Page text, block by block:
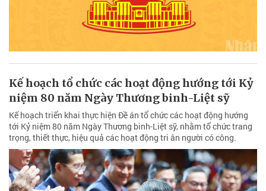
Kế hoạch tổ chức các hoạt động hướng tới Kỷ
niệm 80 năm Ngày Thương binh-Liệt sỹ
Kế hoạch triển khai thực hiện Đề án tổ chức các hoạt động hướng
tới Kỷ niệm 80 năm Ngày Thương binh-Liệt sỹ, nhằm tổ chức trang
trọng, thiết thực, hiệu quả các hoạt động tri ân người có công.